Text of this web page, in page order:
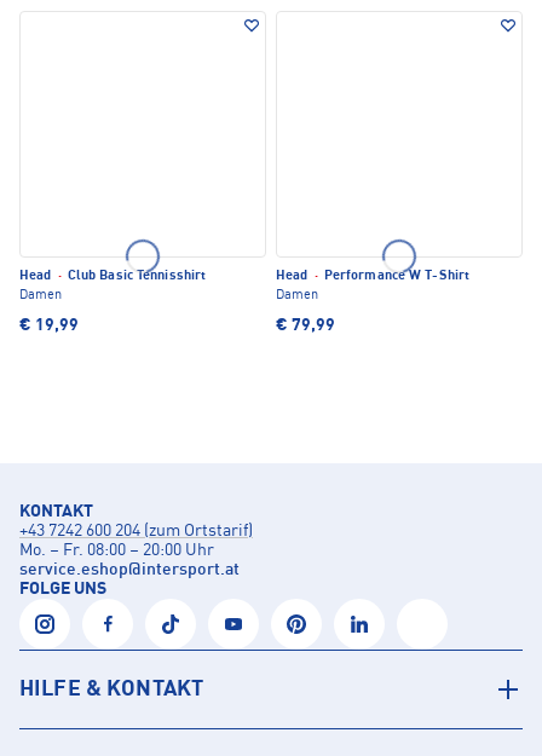
Head · Club Basic Tennisshirt
Damen
€ 19,99
Head · Performance W T-Shirt
Damen
€ 79,99
KONTAKT
+43 7242 600 204 (zum Ortstarif)
Mo. – Fr. 08:00 – 20:00 Uhr
service.eshop@intersport.at
FOLGE UNS
HILFE & KONTAKT